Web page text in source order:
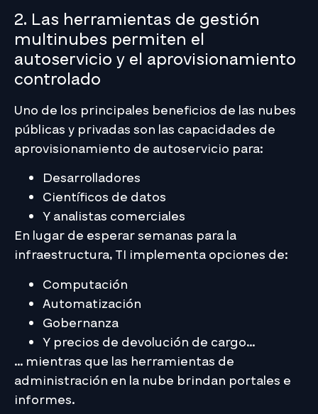
2. Las herramientas de gestión
multinubes permiten el
autoservicio y el aprovisionamiento
controlado
Uno de los principales beneficios de las nubes
públicas y privadas son las capacidades de
aprovisionamiento de autoservicio para:
Desarrolladores
Científicos de datos
Y analistas comerciales
En lugar de esperar semanas para la
infraestructura, TI implementa opciones de:
Computación
Automatización
Gobernanza
Y precios de devolución de cargo…
… mientras que las herramientas de
administración en la nube brindan portales e
informes.